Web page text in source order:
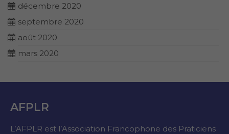
décembre 2020
septembre 2020
août 2020
mars 2020
AFPLR
L’AFPLR est l’Association Francophone des Praticiens